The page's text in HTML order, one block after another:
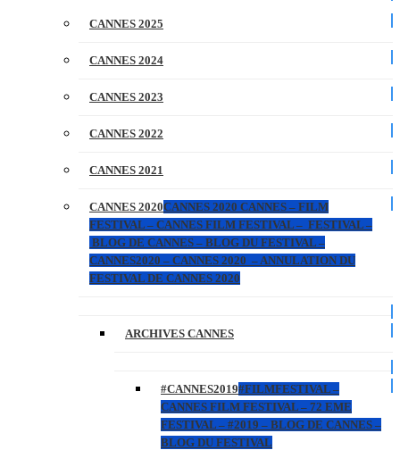
CANNES 2025
CANNES 2024
CANNES 2023
CANNES 2022
CANNES 2021
CANNES 2020CANNES 2020 CANNES – FILM
FESTIVAL – CANNES FILM FESTIVAL – FESTIVAL –
BLOG DE CANNES – BLOG DU FESTIVAL –
CANNES2020 – CANNES 2020 – ANNULATION DU
FESTIVAL DE CANNES 2020
ARCHIVES CANNES
#CANNES2019#FILMFESTIVAL –
CANNES FILM FESTIVAL – 72 EME
FESTIVAL – #2019 – BLOG DE CANNES –
BLOG DU FESTIVAL